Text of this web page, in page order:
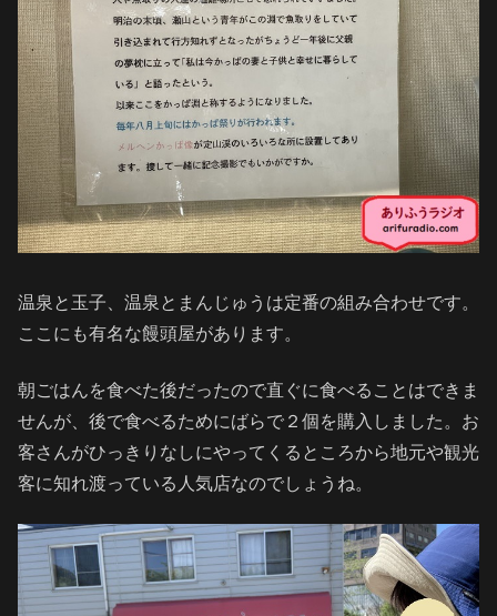
温泉と玉子、温泉とまんじゅうは定番の組み合わせです。
ここにも有名な饅頭屋があります。
朝ごはんを食べた後だったので直ぐに食べることはできま
せんが、後で食べるためにばらで２個を購入しました。お
客さんがひっきりなしにやってくるところから地元や観光
客に知れ渡っている人気店なのでしょうね。